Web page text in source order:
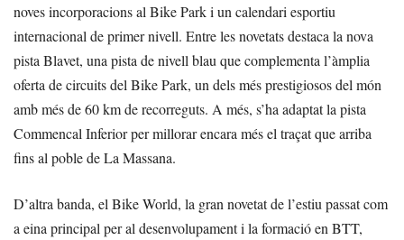
noves incorporacions al Bike Park i un calendari esportiu
internacional de primer nivell. Entre les novetats destaca la nova
pista Blavet, una pista de nivell blau que complementa l’àmplia
oferta de circuits del Bike Park, un dels més prestigiosos del món
amb més de 60 km de recorreguts. A més, s’ha adaptat la pista
Commencal Inferior per millorar encara més el traçat que arriba
fins al poble de La Massana.
D’altra banda, el Bike World, la gran novetat de l’estiu passat com
a eina principal per al desenvolupament i la formació en BTT,